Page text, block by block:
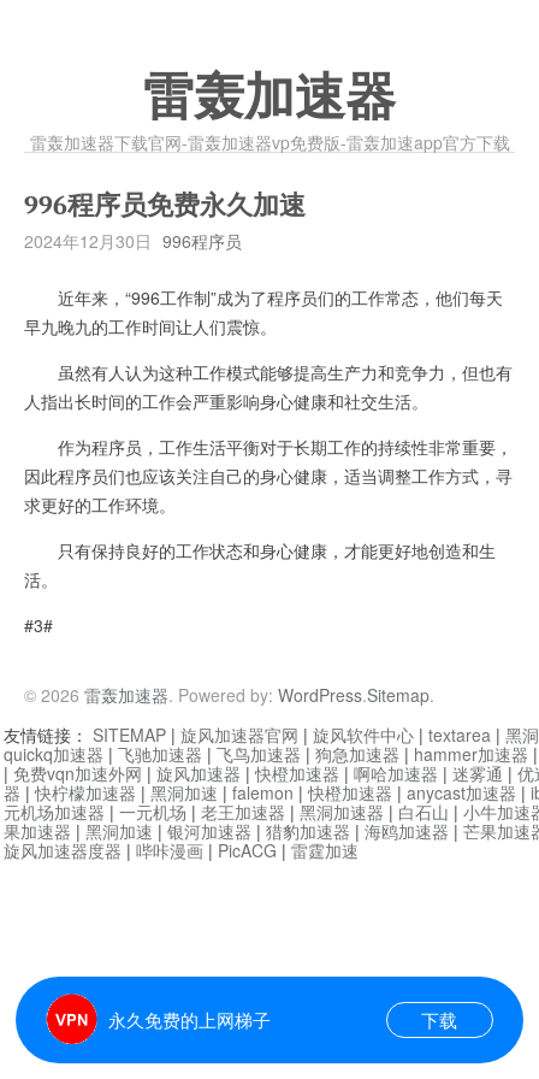
雷轰加速器
雷轰加速器下载官网-雷轰加速器vp免费版-雷轰加速app官方下载
996程序员免费永久加速
2024年12月30日 996程序员
近年来，“996工作制”成为了程序员们的工作常态，他们每天
早九晚九的工作时间让人们震惊。
虽然有人认为这种工作模式能够提高生产力和竞争力，但也有
人指出长时间的工作会严重影响身心健康和社交生活。
作为程序员，工作生活平衡对于长期工作的持续性非常重要，
因此程序员们也应该关注自己的身心健康，适当调整工作方式，寻
求更好的工作环境。
只有保持良好的工作状态和身心健康，才能更好地创造和生
活。
#3#
© 2026 雷轰加速器. Powered by: WordPress.Sitemap.
永久免费的上网梯子 下载
友情链接： SITEMAP | 旋风加速器官网 | 旋风软件中心 | textarea | 黑
quickq加速器 | 飞驰加速器 | 飞鸟加速器 | 狗急加速器 | hammer加速器
| 免费vqn加速外网 | 旋风加速器 |快橙加速器 | 啊哈加速器 | 迷雾通 | 优
器 |快柠檬加速器 | 黑洞加速 | falemon |快橙加速器 | anycast加速器 |
元机场加速器 | 一元机场 | 老王加速器 | 黑洞加速器 | 白石山 | 小牛加速
果加速器 | 黑洞加速 | 银河加速器 | 猎豹加速器 | 海鸥加速器 | 芒果加速
旋风加速器度器 | 哔咔漫画 | PicACG | 雷霆加速